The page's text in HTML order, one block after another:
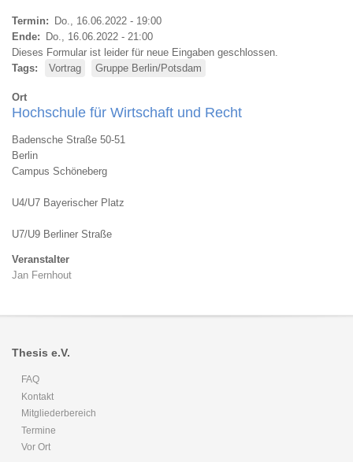
Termin
Do., 16.06.2022 - 19:00
Ende
Do., 16.06.2022 - 21:00
Dieses Formular ist leider für neue Eingaben geschlossen.
Tags
Vortrag Gruppe Berlin/Potsdam
Ort
Hochschule für Wirtschaft und Recht
Badensche Straße 50-51
Berlin
Campus Schöneberg
U4/U7 Bayerischer Platz
U7/U9 Berliner Straße
Veranstalter
Jan Fernhout
Thesis e.V.
FAQ
Kontakt
Mitgliederbereich
Termine
Vor Ort